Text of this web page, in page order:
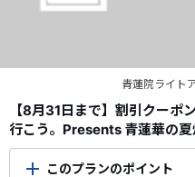
青蓮院ライト
【8月31日まで】割引クーポ
行こう。Presents 青蓮華の
このプランのポイント